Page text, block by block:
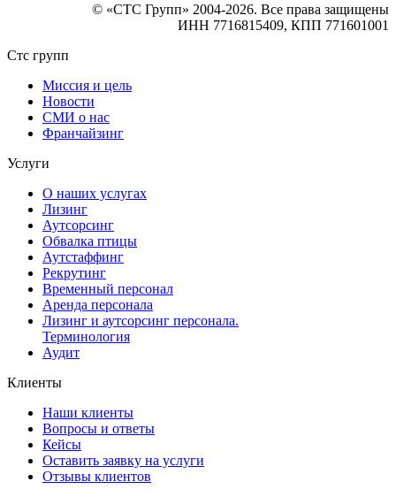
© «СТС Групп» 2004-2026. Все права защищены
ИНН 7716815409, КПП 771601001
Стс групп
Миссия и цель
Новости
СМИ о нас
Франчайзинг
Услуги
О наших услугах
Лизинг
Аутсорсинг
Обвалка птицы
Аутстаффинг
Рекрутинг
Временный персонал
Аренда персонала
Лизинг и аутсорсинг персонала.
Терминология
Аудит
Клиенты
Наши клиенты
Вопросы и ответы
Кейсы
Оставить заявку на услуги
Отзывы клиентов